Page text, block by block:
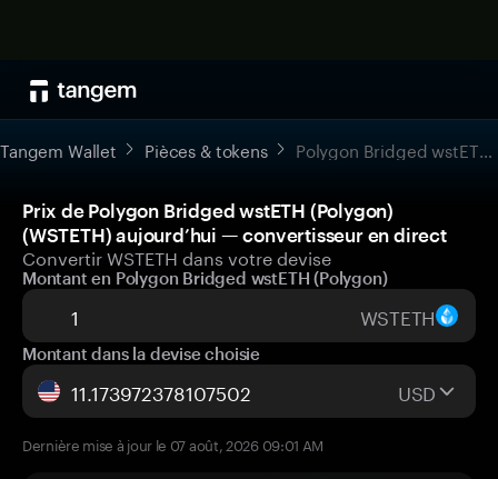
Tangem Wallet Pièces & tokens Polygon Bridged wstETH (Polygon)
Prix de Polygon Bridged wstETH (Polygon)
(WSTETH) aujourd’hui — convertisseur en direct
Convertir WSTETH dans votre devise
Montant en Polygon Bridged wstETH (Polygon)
WSTETH
Montant dans la devise choisie
USD
Dernière mise à jour le 07 août, 2026 09:01 AM